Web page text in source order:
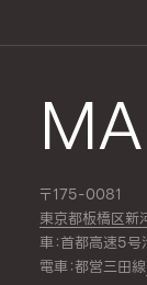
〒175-0081
東京都板橋区
車：首都高速5
電車：都営三田線